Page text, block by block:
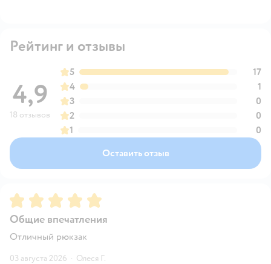
Рейтинг и отзывы
4,9
18 отзывов
5
17
4
1
3
0
2
0
1
0
Оставить отзыв
Рейтинг:5
Общие впечатления
Отличный рюкзак
03 августа 2026 · Олеся Г.